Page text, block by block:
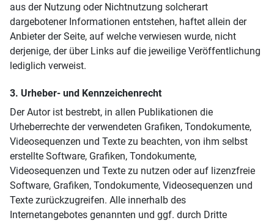
aus der Nutzung oder Nichtnutzung solcherart
dargebotener Informationen entstehen, haftet allein der
Anbieter der Seite, auf welche verwiesen wurde, nicht
derjenige, der über Links auf die jeweilige Veröffentlichung
lediglich verweist.
3. Urheber- und Kennzeichenrecht
Der Autor ist bestrebt, in allen Publikationen die
Urheberrechte der verwendeten Grafiken, Tondokumente,
Videosequenzen und Texte zu beachten, von ihm selbst
erstellte Software, Grafiken, Tondokumente,
Videosequenzen und Texte zu nutzen oder auf lizenzfreie
Software, Grafiken, Tondokumente, Videosequenzen und
Texte zurückzugreifen. Alle innerhalb des
Internetangebotes genannten und ggf. durch Dritte